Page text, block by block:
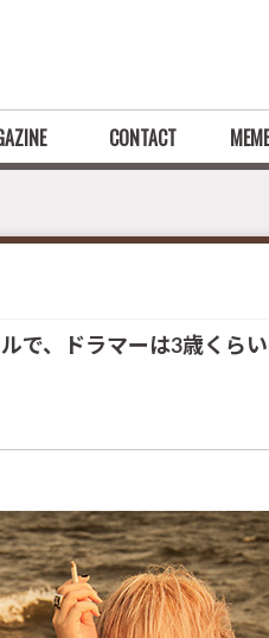
CONTACT
で、ドラマーは3歳くら